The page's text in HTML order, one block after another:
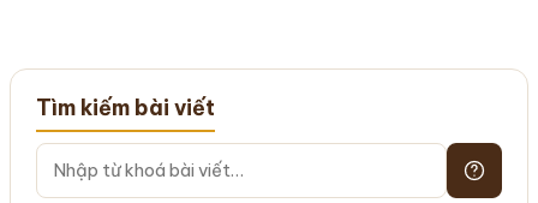
Tìm kiếm bài viết